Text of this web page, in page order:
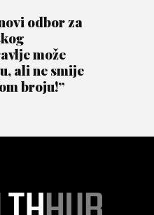
odbor za
može
ali ne smije
broju!”